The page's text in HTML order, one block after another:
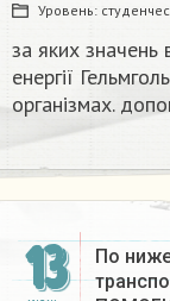
Уровень:
за яких значень
енергії
організмах.
13
По